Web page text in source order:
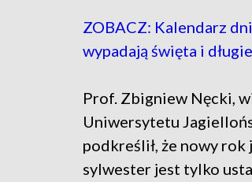
ZOBACZ: Kalendarz
wypadają święta i
Prof. Zbigniew Nęcki,
Uniwersytetu
podkreślił, że nowy
sylwester jest tylko